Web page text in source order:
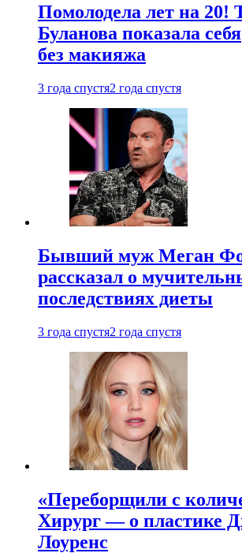
Помолодела лет на 20!
Буланова показала себя
без макияжа
3 года спустя2 года спустя
Бывший муж Меган
рассказал о
последствиях диеты
3 года спустя2 года спустя
«Переборщили с
Хирург — о пластике
Лоуренс